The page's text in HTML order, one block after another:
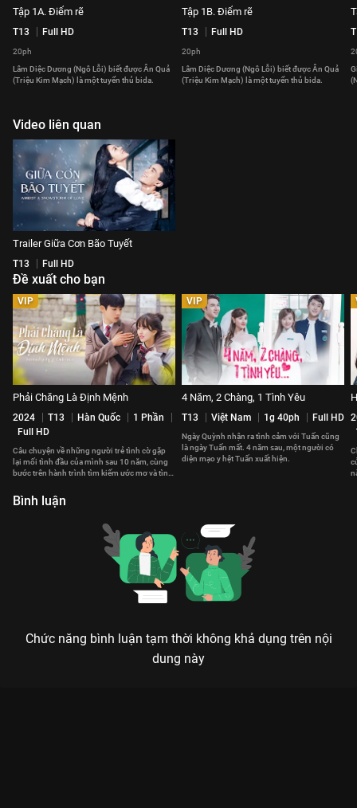
Tập 1A. Điểm rẽ
T13 Full HD
20ph
Lâm Diệc Dương (Ngô Lỗi) biết được Ân Quả
(Triệu Kim Mạch) là một tuyển thủ bida.
Tập 1B. Điểm rẽ
T13 Full HD
20ph
Lâm Diệc Dương (Ngô Lỗi) biết được Ân Quả
(Triệu Kim Mạch) là một tuyển thủ bida.
Video liên quan
Trailer Giữa Cơn Bão Tuyết
T13 Full HD
Đề xuất cho bạn
VIP
Phải Chăng Là Định Mệnh
2024 T13 Hàn Quốc
1 Phần
Full HD
Câu chuyện về những người trẻ tình cờ gặp
lại mối tình đầu của mình sau 10 năm, cùng
bước trên hành trình tìm kiếm ước mơ và tình
VIP
4 Năm, 2 Chàng, 1 Tình Yêu
T13 Việt Nam 1g 40ph Full HD
Ngày Quỳnh nhận ra tình cảm với Tuấn cũng
là ngày Tuấn mất. 4 năm sau, một người có
diện mạo y hệt Tuấn xuất hiện.
Bình luận
Chức năng bình luận tạm thời không khả dụng trên nội
dung này